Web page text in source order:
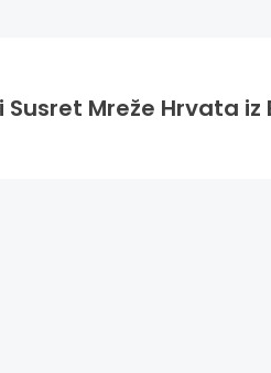
Susret Mreže Hrvata iz